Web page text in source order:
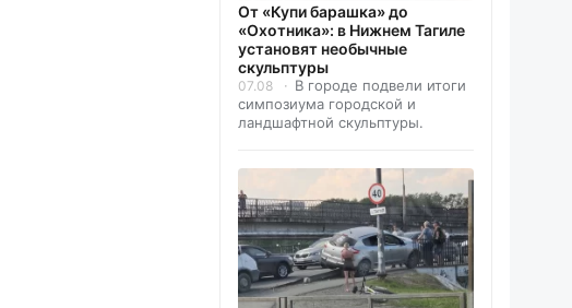
От «Купи барашка» до
«Охотника»: в Нижнем Тагиле
установят необычные
скульптуры
07.08
В городе подвели итоги
симпозиума городской и
ландшафтной скульптуры.